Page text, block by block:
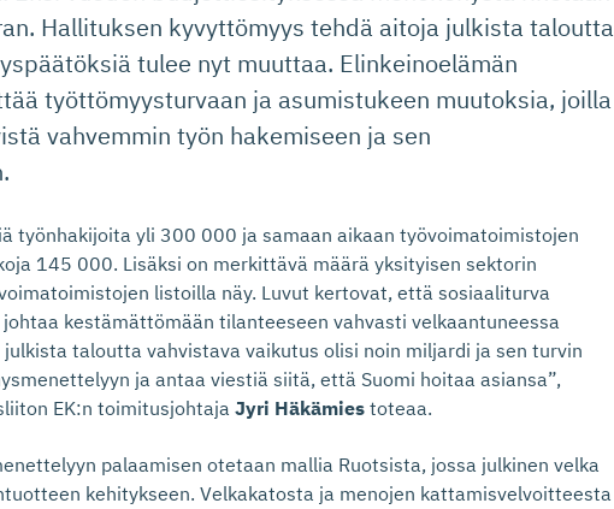
Hallituksen kyvyttömyys tehdä aitoja julkista taloutta
tulee nyt muuttaa. Elinkeinoelämän
työttömyysturvaan ja asumistukeen muutoksia, joilla
vahvemmin työn hakemiseen ja sen
työnhakijoita yli 300 000 ja samaan aikaan työvoimatoimistojen
145 000. Lisäksi on merkittävä määrä yksityisen sektorin
listoilla näy. Luvut kertovat, että sosiaaliturva
kestämättömään tilanteeseen vahvasti velkaantuneessa
julkista taloutta vahvistava vaikutus olisi noin miljardi ja sen turvin
ja antaa viestiä siitä, että Suomi hoitaa asiansa”,
EK:n toimitusjohtaja Jyri Häkämies toteaa.
palaamisen otetaan mallia Ruotsista, jossa julkinen velka
kehitykseen. Velkakatosta ja menojen kattamisvelvoitteesta